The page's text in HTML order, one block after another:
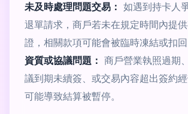
未及時處理問題交易： 如遇到持卡人
退單請求，商戶若未在規定時間內提
證，相關款項可能會被臨時凍結或扣回
資質或協議問題： 商戶營業執照過期
議到期未續簽、或交易內容超出簽約
可能導致結算被暫停。